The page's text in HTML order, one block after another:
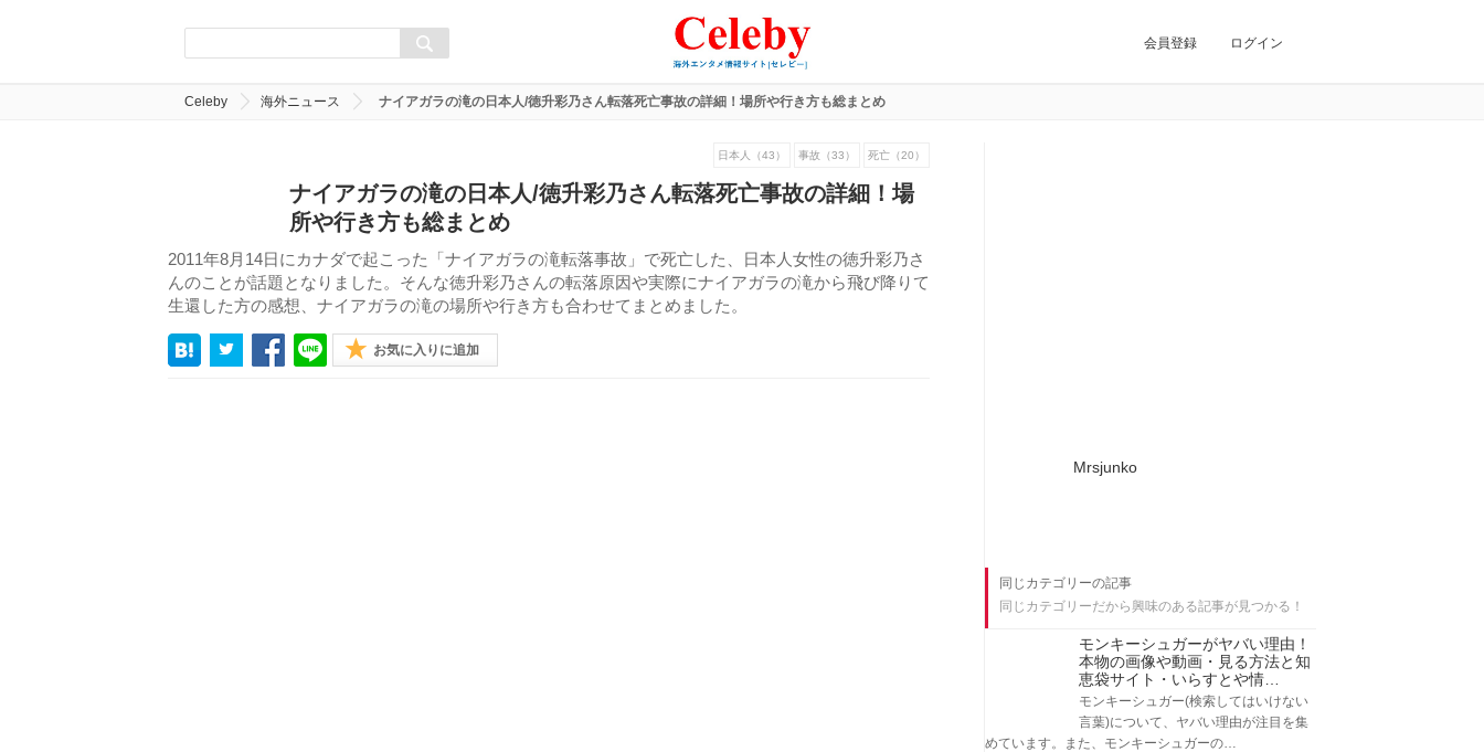
会員登録 ログイン
Celeby 海外ニュース ナイアガラの滝の日本人/徳升彩乃さん転落死亡事故の詳細！場所や行き方も総まとめ
日本人（43） 事故（33） 死亡（20）
ナイアガラの滝の日本人/徳升彩乃さん転落死亡事故の詳細！場
所や行き方も総まとめ
2011年8月14日にカナダで起こった「ナイアガラの滝転落事故」で死亡した、日本人女性の徳升彩乃さ
んのことが話題となりました。そんな徳升彩乃さんの転落原因や実際にナイアガラの滝から飛び降りて
生還した方の感想、ナイアガラの滝の場所や行き方も合わせてまとめました。
お気に入りに追加
Mrsjunko
同じカテゴリーの記事
同じカテゴリーだから興味のある記事が見つかる！
モンキーシュガーがヤバい理由！
本物の画像や動画・見る方法と知
恵袋サイト・いらすとや情…
モンキーシュガー(検索してはいけない
言葉)について、ヤバい理由が注目を集
めています。また、モンキーシュガーの…